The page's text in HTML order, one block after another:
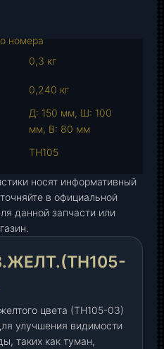
номера
0,3 кг
0,240 кг
Д: 150 мм, Ш: 100
мм, В: 80 мм
ТН105
носят информативный
в официальной
данной запчасти или
цвета (ТН105-03)
улучшения видимости
таких как туман,